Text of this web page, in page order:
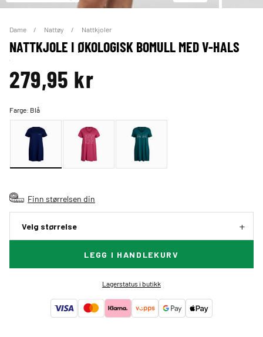
Dame Nattøy Nattkjoler
NATTKJOLE I ØKOLOGISK BOMULL MED V-HALS
279,95 kr
Farge: Blå
Finn størrelsen din
Velg størrelse
LEGG I HANDLEKURV
Lagerstatus i butikk